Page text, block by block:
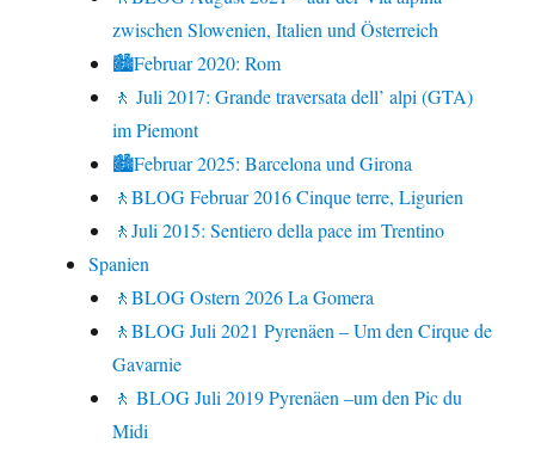
zwischen Slowenien, Italien und Österreich
🏙Februar 2020: Rom
🚶 Juli 2017: Grande traversata dell’ alpi (GTA)
im Piemont
🏙Februar 2025: Barcelona und Girona
🚶BLOG Februar 2016 Cinque terre, Ligurien
🚶Juli 2015: Sentiero della pace im Trentino
Spanien
🚶BLOG Ostern 2026 La Gomera
🚶BLOG Juli 2021 Pyrenäen – Um den Cirque de
Gavarnie
🚶 BLOG Juli 2019 Pyrenäen –um den Pic du
Midi